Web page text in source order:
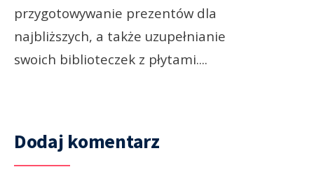
przygotowywanie prezentów dla
najbliższych, a także uzupełnianie
swoich biblioteczek z płytami....
Dodaj komentarz